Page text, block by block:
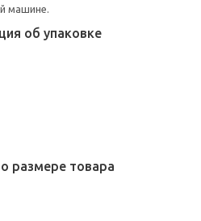
машине.
об упаковке
размере товара